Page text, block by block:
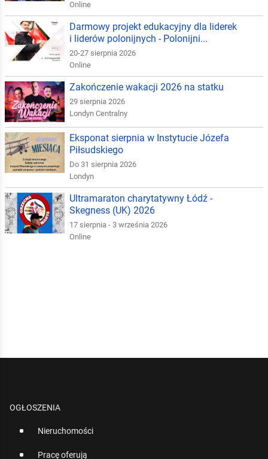
Online
Darmowy projekt edukacyjny dla liderek
i liderów polonijnych - Polonijni...
20-27 sierpnia 2026
Online
Zakończenie wakacji 2026 na statku
29 sierpnia 2026
Londyn Centralny
Eksponat sierpnia w Instytucie Józefa
Piłsudskiego
Do 31 sierpnia 2026
Londyn
Ultramaraton charytatywny Łódź -
Skegness (UK) 2026
17 sierpnia - 3 września 2026
Online
OGŁOSZENIA
Nieruchomości
Pracę oferują